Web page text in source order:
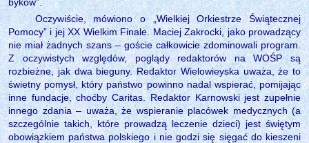
Oczywiście, mówiono o „Wielkiej Orkiestrze Świątecznej
Pomocy” i jej XX Wielkim Finale. Maciej Zakrocki, jako prowadzący
nie miał żadnych szans – goście całkowicie zdominowali program.
Z oczywistych względów, poglądy redaktorów na WOŚP są
rozbieżne, jak dwa bieguny. Redaktor Wielowieyska uważa, że to
świetny pomysł, który państwo powinno nadal wspierać, pomijając
inne fundacje, choćby Caritas. Redaktor Karnowski jest zupełnie
innego zdania – uważa, że wspieranie placówek medycznych (a
szczególnie takich, które prowadzą leczenie dzieci) jest świętym
obowiązkiem państwa polskiego i nie godzi się sięgać do kieszeni